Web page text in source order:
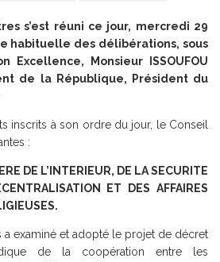
s’est réuni ce jour, mercredi 29
habituelle des délibérations, sous
Excellence, Monsieur ISSOUFOU
de la République, Président du
inscrits à son ordre du jour, le Conseil
:
DE L’INTERIEUR, DE LA SECURITE
ET DES AFFAIRES
a examiné et adopté le projet de décret
de la coopération entre les